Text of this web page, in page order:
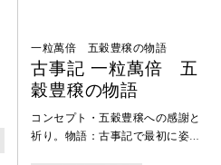
一粒萬倍 五穀豊穣の物語
古事記 一粒萬倍 五
穀豊穣の物語
コンセプト・五穀豊穣への感謝と
祈り。物語：古事記で最初に姿を